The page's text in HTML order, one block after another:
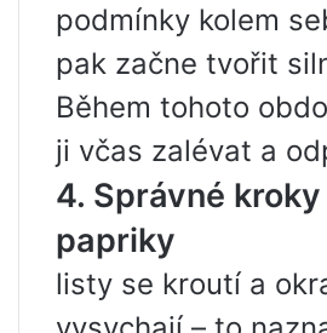
podmínky kolem
pak začne tvořit
Během tohoto
ji včas zalévat a
4. Správné
papriky
listy se kroutí a